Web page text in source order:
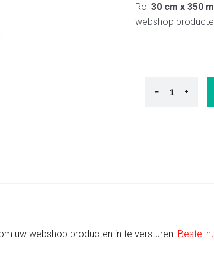
Rol 30 cm x 350
webshop
− +
uw webshop producten in te versturen. Bestel